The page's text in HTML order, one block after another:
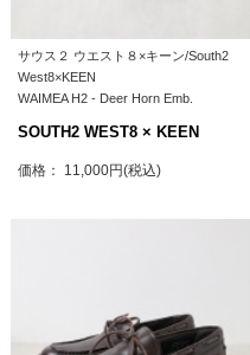
サウス２ ウエスト８×キーン/South2
West8×KEEN
WAIMEA H2 - Deer Horn Emb.
SOUTH2 WEST8 × KEEN
価格： 11,000円(税込)